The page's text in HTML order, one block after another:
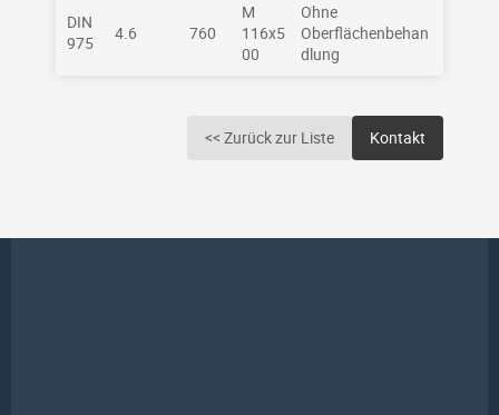
DIN
975
4.6 760
M
116x5
00
Ohne
Oberflächenbehan
dlung
<< Zurück zur Liste Kontakt